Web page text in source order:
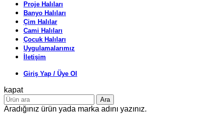
Proje Halıları
Banyo Halıları
Çim Halılar
Cami Halıları
Çocuk Halıları
Uygulamalarımız
İletişim
Giriş Yap / Üye Ol
kapat
Ara
Aradığınız ürün yada marka adını yazınız.